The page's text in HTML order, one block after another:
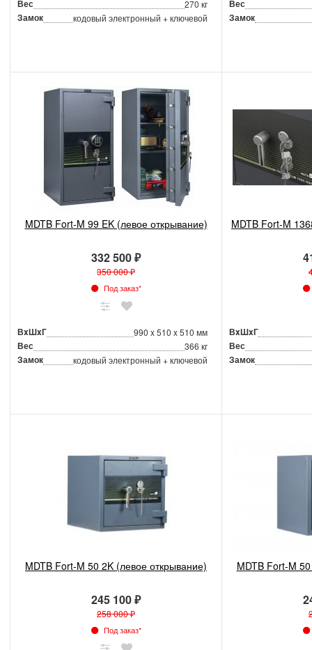
Вес 270 кг
Замок кодовый электронный + ключевой
Вес
Замок
MDTB Fort-M 99 EK (левое открывание)
332 500 ₽
350 000 ₽
Под заказ*
ВxШxГ 990 x 510 x 510 мм
Вес 366 кг
Замок кодовый электронный + ключевой
MDTB Fort-M
ВxШxГ
Вес
Замок
MDTB Fort-M 50 2K (левое открывание)
245 100 ₽
258 000 ₽
Под заказ*
MDTB Fort-M